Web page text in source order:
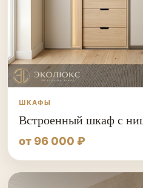
ШКАФЫ
Встроенный шкаф с
от 96 000 ₽